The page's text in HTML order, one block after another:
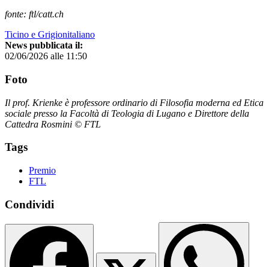
fonte: ftl/catt.ch
Ticino e Grigionitaliano
News pubblicata il:
02/06/2026 alle 11:50
Foto
Il prof. Krienke è professore ordinario di Filosofia moderna ed Etica
sociale presso la Facoltà di Teologia di Lugano e Direttore della
Cattedra Rosmini © FTL
Tags
Premio
FTL
Condividi